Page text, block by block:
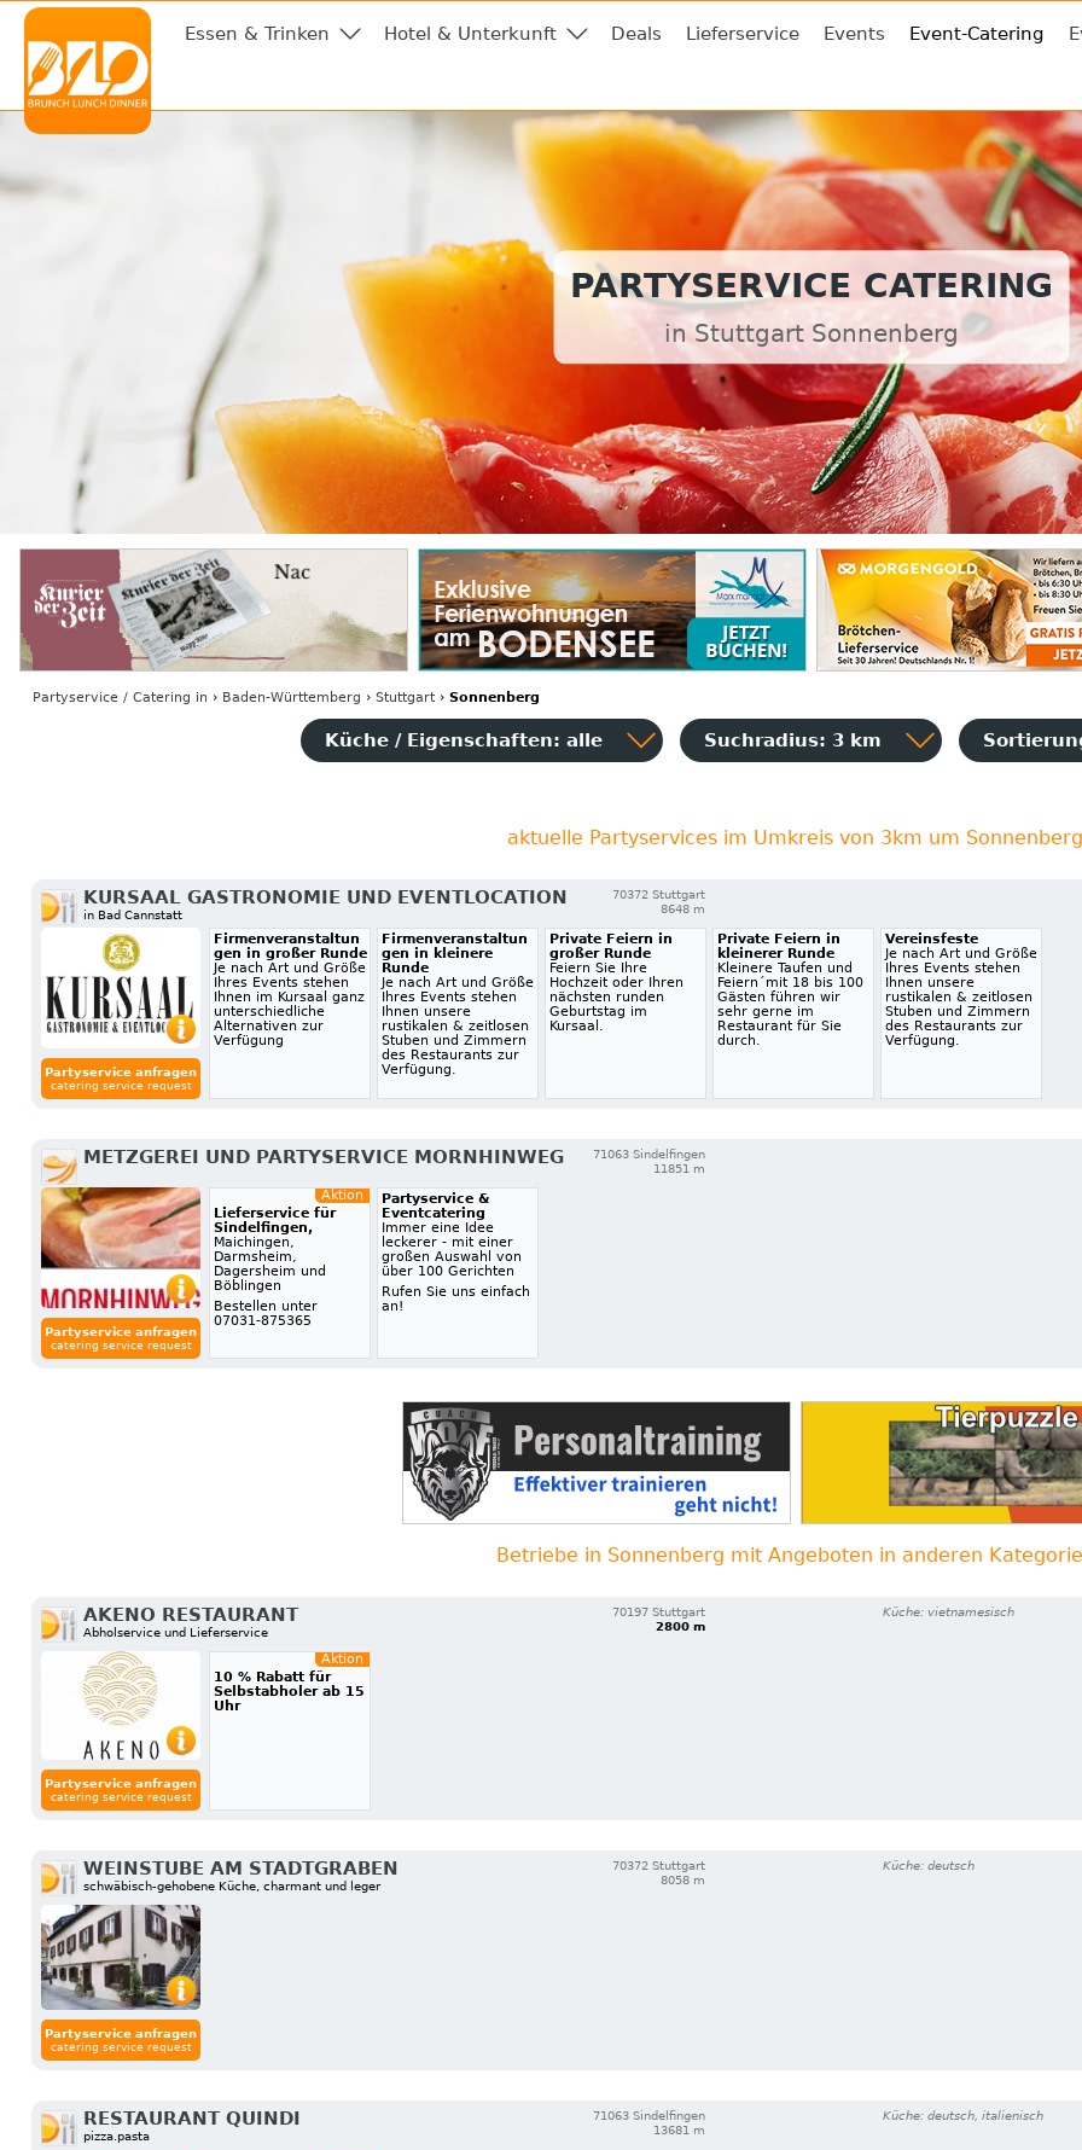
Essen & Trinken Hotel & Unterkunft Deals Lieferservice Events Event-Catering
PARTYSERVICE CATERING
in Stuttgart Sonnenberg
Partyservice / Catering in › Baden-Württemberg › Stuttgart› Sonnenberg
Küche / Eigenschaften: alle Suchradius: 3 km
aktuelle Partyservices im Umkreis von 3km um
KURSAAL GASTRONOMIE UND EVENTLOCATION
in Bad Cannstatt
70372 Stuttgart
8648 m
Partyservice anfragen
catering service request
Firmenveranstaltun
gen in großer Runde
Je nach Art und Größe
Ihres Events stehen
Ihnen im Kursaal ganz
unterschiedliche
Alternativen zur
Verfügung
Firmenveranstaltun
gen in kleinere
Runde
Je nach Art und Größe
Ihres Events stehen
Ihnen unsere
rustikalen & zeitlosen
Stuben und Zimmern
des Restaurants zur
Verfügung.
Private Feiern in
großer Runde
Feiern Sie Ihre
Hochzeit oder Ihren
nächsten runden
Geburtstag im
Kursaal.
Private Feiern in
kleinerer Runde
Kleinere Taufen und
Feiern´mit 18 bis 100
Gästen führen wir
sehr gerne im
Restaurant für Sie
durch.
Vereinsfeste
Je nach Art und Größe
Ihres Events stehen
Ihnen unsere
rustikalen & zeitlosen
Stuben und Zimmern
des Restaurants zur
Verfügung.
METZGEREI UND PARTYSERVICE MORNHINWEG
71063 Sindelfingen
11851 m
Partyservice anfragen
catering service request
Aktion
Lieferservice für
Sindelfingen,
Maichingen,
Darmsheim,
Dagersheim und
Böblingen
Bestellen unter
07031-875365
Partyservice &
Eventcatering
Immer eine Idee
leckerer - mit einer
großen Auswahl von
über 100 Gerichten
Rufen Sie uns einfach
an!
Betriebe in Sonnenberg mit Angeboten in anderen
AKENO RESTAURANT
Abholservice und Lieferservice
70197 Stuttgart
2800 m
Küche: vietnamesisch
Partyservice anfragen
catering service request
Aktion
10 % Rabatt für
Selbstabholer ab 15
Uhr
WEINSTUBE AM STADTGRABEN
schwäbisch-gehobene Küche, charmant und leger
70372 Stuttgart
8058 m
Küche: deutsch
Partyservice anfragen
catering service request
RESTAURANT QUINDI
pizza.pasta
71063 Sindelfingen
13681 m
Küche: deutsch, italienisch